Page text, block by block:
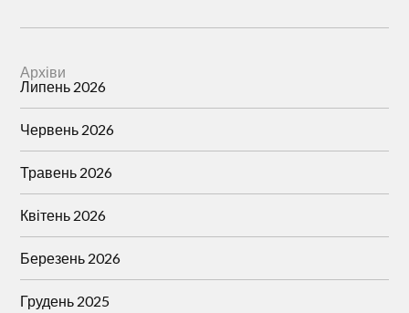
Архіви
Липень 2026
Червень 2026
Травень 2026
Квітень 2026
Березень 2026
Грудень 2025